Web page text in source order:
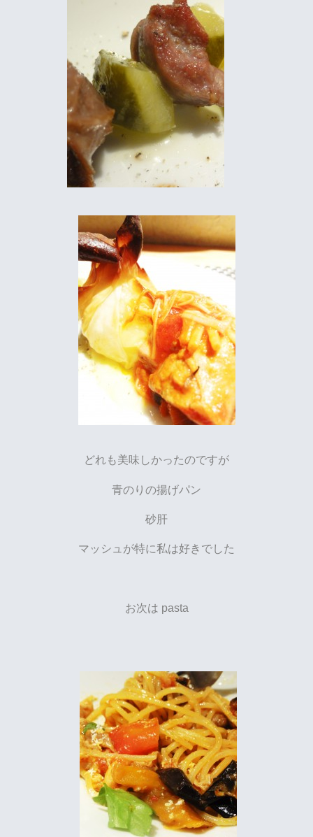
どれも美味しかったのですが
青のりの揚げパン
砂肝
マッシュが特に私は好きでした
お次は pasta